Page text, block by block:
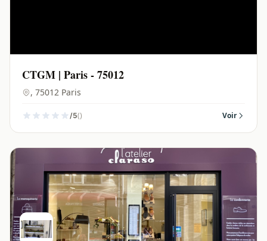
CTGM | Paris - 75012
, 75012 Paris
/5() Voir